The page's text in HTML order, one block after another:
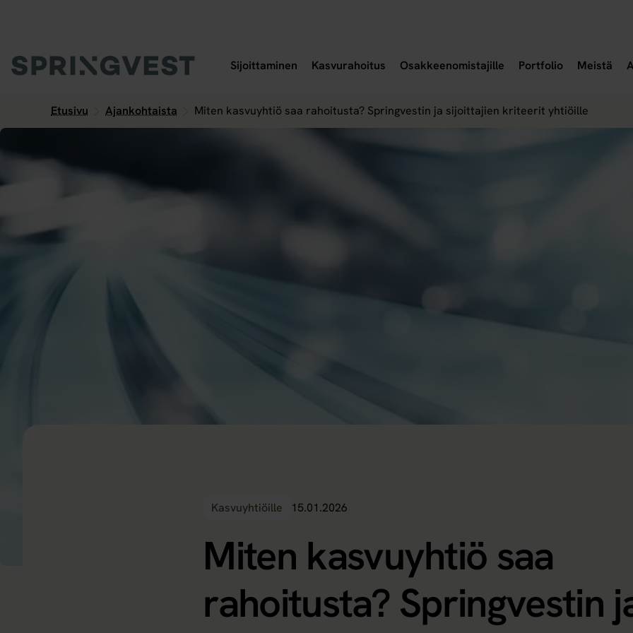
SijoittaminenAvaa alavalikko
Kasvurahoitus OsakkeenomistajilleAvaa alavalikko
Portfolio Meistä
Etusivu Ajankohtaista Miten kasvuyhtiö saa rahoitusta? Springvestin ja sijoittajien kriteerit yhtiöille
Kasvuyhtiöille 15.01.2026
Miten kasvuyhtiö saa
rahoitusta? Springvestin